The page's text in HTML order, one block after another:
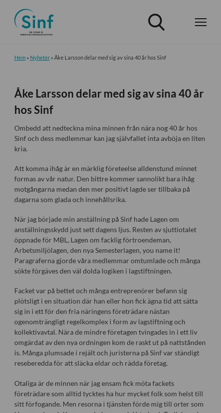
Hem» Nyheter» Åke Larsson delar med sig av sina 40 år hos Sinf
Åke Larsson delar med sig av sina 40 år
hos Sinf
Ombedd att nedteckna mina minnen från nära nog 40 år hos
Sinf och dess medlemmar kan jag självfallet inta avböja en liten
kria.
Att komma ihåg är en märklig företeelse alldenstund minnet
formas av vår natur. Den bittre kommer sannolikt bara ihåg
motgångarna medan den mer positivt lagde ser tillbaka på
dagarna som glada och innehållsrika.
När jag började min anställning på Sinf hade Lagen om
anställningsskydd just sett dagens ljus. Resten av sjuttiotalet
öppnade för MBL, Lagen om facklig förtroendeman,
Arbetsmiljölagen, den nya Semesterlagen, you name it!
Paragraferna gjorde våra medlemmar omtumlade och många
sökte förgäves den väl dolda logiken i lagstiftningen.
Facket var på bettet och många entreprenörer befann sig
plötsligt i en situation där han eller hon fick ägna tid att sätta
sig in i ett för den fria näringens företrädare nästan
ogenomträngligt regelkomplex i form av lagstiftning och
kollektivavtal. Nära de mindre företagen tvingades in i ett liv
omgärdat av den nya ordningen kom de raskt ut på nattstånden
is. Många plumsade i rejält och juristerna på Sinf var ständigt
reseberedda för att släcka eldar och rädda företag.
Otaliga är de minnen när jag ensam fick möta fackets
företrädare som alltid tycktes ha hur mycket folk som helst till
sitt förfogande. Men resorna i tjänsten förde mig till orter som